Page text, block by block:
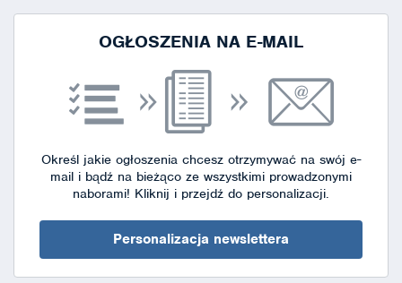
OGŁOSZENIA NA E-MAIL
Określ jakie ogłoszenia chcesz otrzymywać na swój e-
mail i bądź na bieżąco ze wszystkimi prowadzonymi
naborami! Kliknij i przejdź do personalizacji.
Personalizacja newslettera